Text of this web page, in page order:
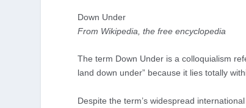
Down Under
From Wikipedia, the free encyclopedia
The term Down Under is a colloquialism
land down under” because it lies totally
Despite the term’s widespread